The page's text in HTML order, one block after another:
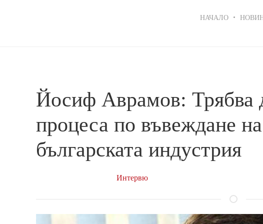
НАЧАЛО
Йосиф Аврамов: Трябва
процеса по въвеждане
българската индустрия
Интервю